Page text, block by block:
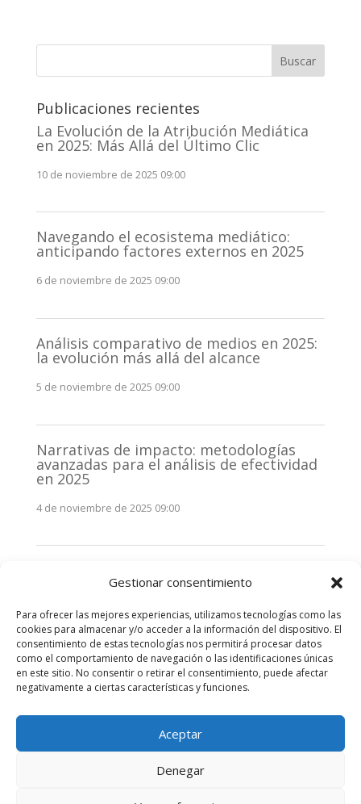
Gestionar consentimiento
Para ofrecer las mejores experiencias, utilizamos tecnologías como las
cookies para almacenar y/o acceder a la información del dispositivo. El
consentimiento de estas tecnologías nos permitirá procesar datos
como el comportamiento de navegación o las identificaciones únicas
en este sitio. No consentir o retirar el consentimiento, puede afectar
negativamente a ciertas características y funciones.
Aceptar
Denegar
Buscar
Publicaciones recientes
La Evolución de la Atribución Mediática
en 2025: Más Allá del Último Clic
10 de noviembre de 2025 09:00
Navegando el ecosistema mediático:
anticipando factores externos en 2025
6 de noviembre de 2025 09:00
Análisis comparativo de medios en 2025:
la evolución más allá del alcance
5 de noviembre de 2025 09:00
Narrativas de impacto: metodologías
avanzadas para el análisis de efectividad
en 2025
4 de noviembre de 2025 09:00
stakeholders en 2025: La clave de la
3 de noviembre de 2025 09:00
Comentarios recientes